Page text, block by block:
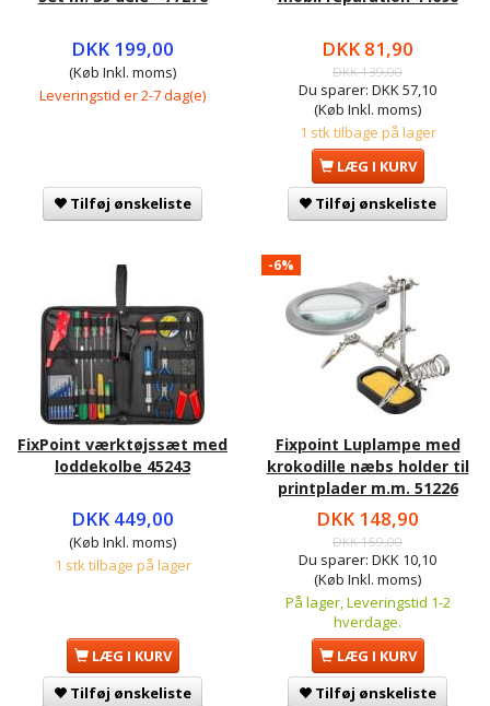
DKK 199,00
(Køb Inkl. moms)
Leveringstid er 2-7 dag(e)
Tilføj ønskeliste
DKK 81,90
DKK 139,00
Du sparer: DKK 57,10
(Køb Inkl. moms)
1 stk tilbage på lager
LÆG I KURV
Tilføj ønskeliste
FixPoint værktøjssæt med
loddekolbe 45243
DKK 449,00
(Køb Inkl. moms)
1 stk tilbage på lager
LÆG I KURV
Tilføj ønskeliste
-6%
Fixpoint Luplampe med
krokodille næbs holder til
printplader m.m. 51226
DKK 148,90
DKK 159,00
Du sparer: DKK 10,10
(Køb Inkl. moms)
På lager, Leveringstid 1-2
hverdage.
LÆG I KURV
Tilføj ønskeliste